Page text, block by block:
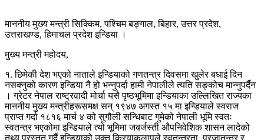
माननीय मुख्य मन्त्री सिक्किम, पश्चिम बङ्गाल, बिहार, उत्तर प्रदेश,
उत्तराखण्ड, हिमाचल प्रदेश इन्डिया ।
मुख्य मन्त्री महोदय,
१. छिमेकी देश भएको नाताले इन्डियाको गणतन्त्र दिवसमा खुलेर बधाई दिन
नसक्नुको कारण इन्डिया नै हो भन्नुपर्दा हामी नेपालीले त्यति सङ्कोच मान्नुपर्दैन
। ग्रेटर नेपाल राष्ट्रवादी मोर्चा यसै पृष्ठभूमिमा इन्डियाका उल्लिखित राज्यका
माननीय मुख्य मन्त्रीहरूसमक्ष सन् १९४७ अगस्त १५ मा इन्डियाले स्वराज
प्राप्त गर्दा १८१६ मार्च ४ को सुगौली सन्धिबाट गुमेको नेपाली भूमि स्वतः
स्वतन्त्र भएकोमा इन्डियाले त्यो भूमिमा जबर्जस्ती औपनिवेशिक शासन लादेको
तथ्य प्रस्तुत गर्दै इन्डियाको उक्त क्रियाकलापले स्वतन्त्रता, प्रजातन्त्र र